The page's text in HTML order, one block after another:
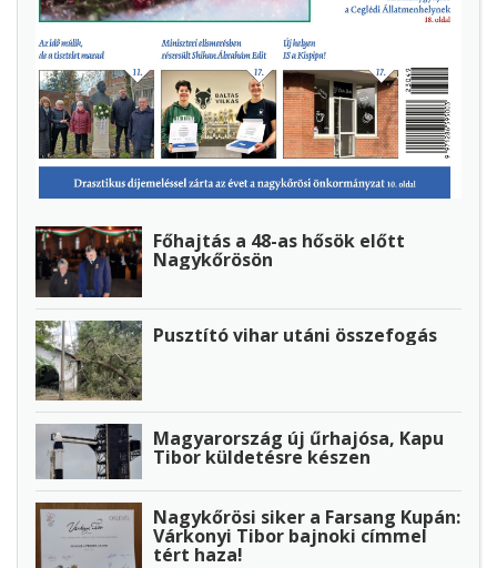
Főhajtás a 48-as hősök előtt
Nagykőrösön
Pusztító vihar utáni összefogás
Magyarország új űrhajósa, Kapu
Tibor küldetésre készen
Nagykőrösi siker a Farsang Kupán:
Várkonyi Tibor bajnoki címmel
tért haza!